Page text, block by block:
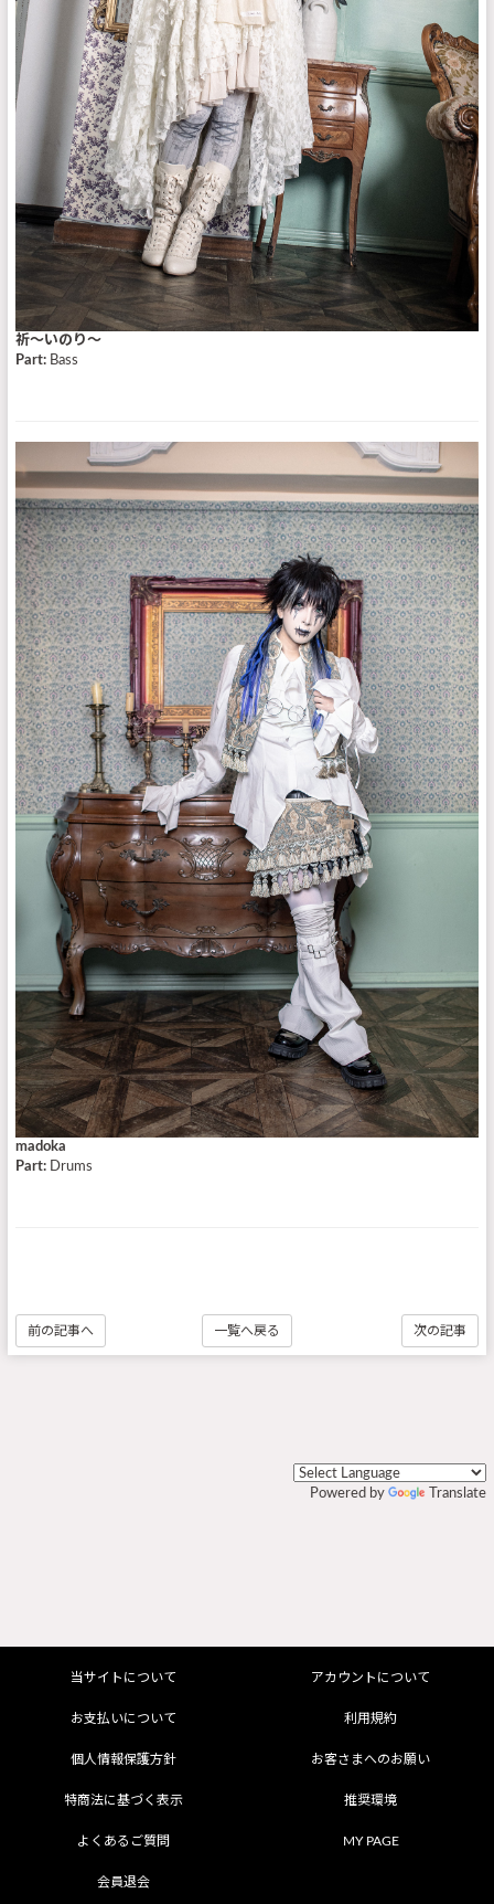
祈〜いのり〜
Part: Bass
madoka
Part: Drums
次の記事
一覧へ戻る
前の記事へ
Powered by Translate
当サイトについて アカウントについて
お支払いについて 利用規約
個人情報保護方針 お客さまへのお願い
特商法に基づく表示 推奨環境
よくあるご質問 MY PAGE
会員退会